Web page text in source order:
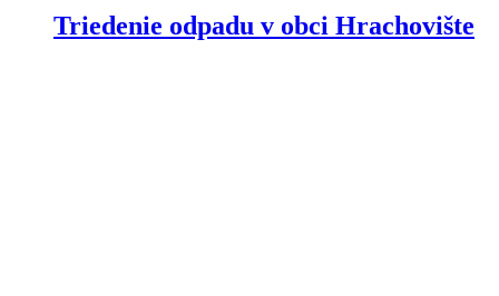
Triedenie odpadu v obci Hrachovište